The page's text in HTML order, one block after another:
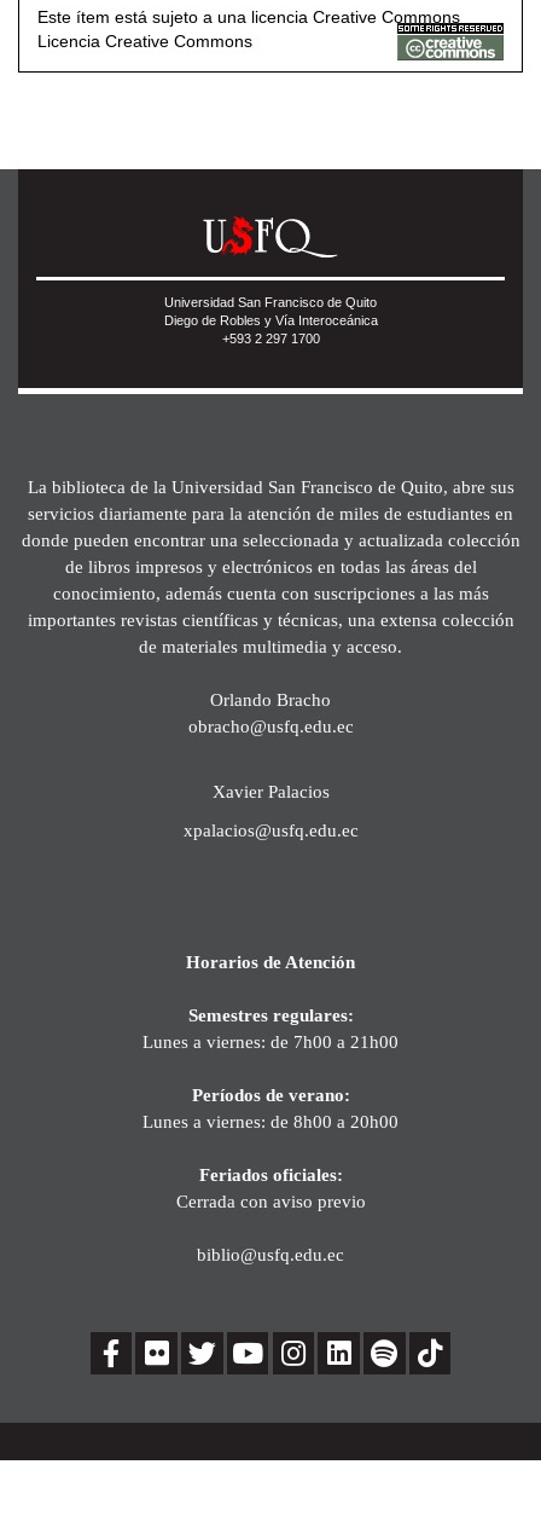
Este ítem está sujeto a una licencia Creative Commons
Licencia Creative Commons
Universidad San Francisco de Quito
Diego de Robles y Vía Interoceánica
+593 2 297 1700
La biblioteca de la Universidad San Francisco de Quito, abre sus
servicios diariamente para la atención de miles de estudiantes en
donde pueden encontrar una seleccionada y actualizada colección
de libros impresos y electrónicos en todas las áreas del
conocimiento, además cuenta con suscripciones a las más
importantes revistas científicas y técnicas, una extensa colección
de materiales multimedia y acceso.
Orlando Bracho
obracho@usfq.edu.ec
Xavier Palacios
xpalacios@usfq.edu.ec
Horarios de Atención
Semestres regulares:
Lunes a viernes: de 7h00 a 21h00
Períodos de verano:
Lunes a viernes: de 8h00 a 20h00
Feriados oficiales:
Cerrada con aviso previo
biblio@usfq.edu.ec